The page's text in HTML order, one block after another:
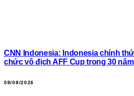
CNN Indonesia: Indonesia chính
chức vô địch AFF Cup trong 30 năm
08/08/2026